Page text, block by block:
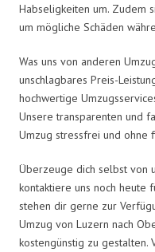
Habseligkeiten um. Zudem
um mögliche Schäden
Was uns von anderen
unschlagbares Preis-
hochwertige
Unsere transparenten und
Umzug stressfrei und ohne
Überzeuge dich selbst von
kontaktiere uns noch heute
stehen dir gerne zur
Umzug von Luzern nach
kostengünstig zu gestalten.